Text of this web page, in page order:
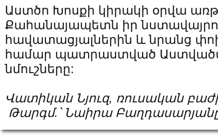
Աստծո Խոսքի կիրակի օրվա
Քահանայապետն իր
հավատացյալներին և նրանց
համար պատրաստված
նմուշները:
Վատիկան Նյուզ, ռուսական
Թարգմ. Նաիրա